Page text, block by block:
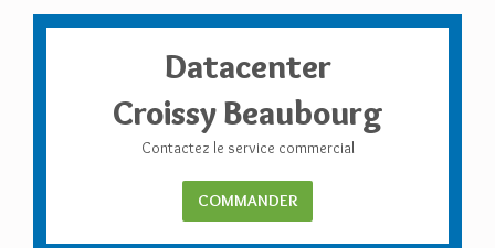
Datacenter
Croissy Beaubourg
Contactez le service commercial
COMMANDER